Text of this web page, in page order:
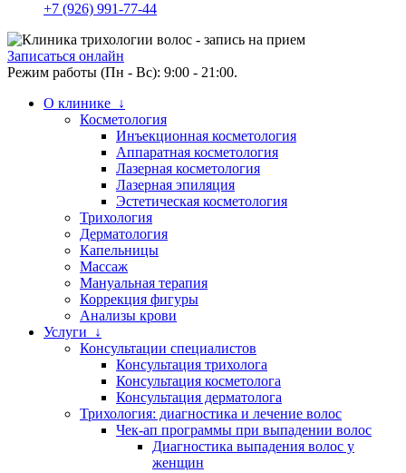
+7 (926) 991-77-44
Записаться онлайн
Режим работы (Пн - Вс): 9:00 - 21:00.
О клинике ↓
Косметология
Инъекционная косметология
Аппаратная косметология
Лазерная косметология
Лазерная эпиляция
Эстетическая косметология
Трихология
Дерматология
Капельницы
Массаж
Мануальная терапия
Коррекция фигуры
Анализы крови
Услуги ↓
Консультации специалистов
Консультация трихолога
Консультация косметолога
Консультация дерматолога
Трихология: диагностика и лечение волос
Чек-ап программы при выпадении волос
Диагностика выпадения волос у
женщин